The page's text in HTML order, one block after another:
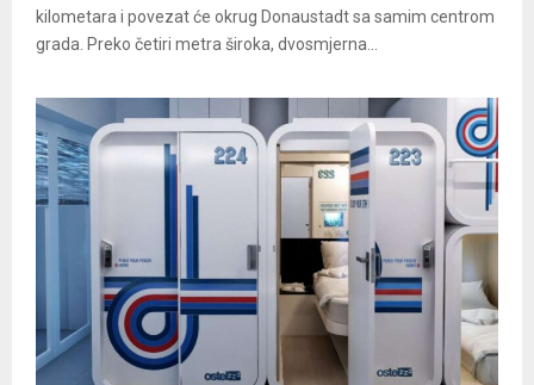
kilometara i povezat će okrug Donaustadt sa samim centrom
grada. Preko četiri metra široka, dvosmjerna...